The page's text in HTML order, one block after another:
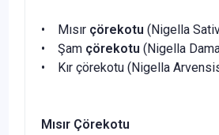
• Mısır çörekotu (Nigella
• Şam çörekotu (Nigella
• Kır çörekotu (Nigella
Mısır Çörekotu